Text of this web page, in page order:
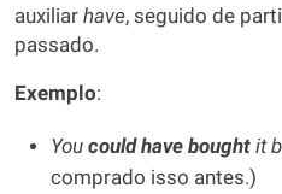
auxiliar have, seguido de
passado.
Exemplo:
You could have bought it
comprado isso antes.)